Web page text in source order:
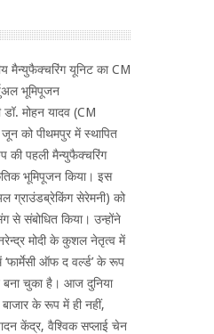
मैन्युफैक्चरिंग यूनिट का CM
भूमिपूजन
मोहन यादव (CM
को पीथमपुर में स्थापित
की पहली मैन्युफैक्चरिंग
भूमिपूजन किया। इस
ग्राउंडब्रेकिंग सेरेमनी) को
से संबोधित किया। उन्होंने
मोदी के कुशल नेतृत्व में
ऑफ द वर्ल्ड’ के रूप
चुका है। आज दुनिया
के रूप में ही नहीं,
केंद्र, वैश्विक सप्लाई चेन